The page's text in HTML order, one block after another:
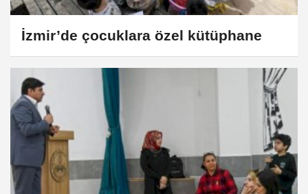
İzmir’de çocuklara özel kütüphane